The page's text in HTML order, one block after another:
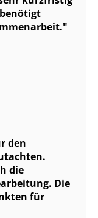
den
die
Die
für